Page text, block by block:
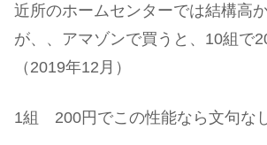
近所のホームセンターでは結構高
が、、アマゾンで買うと、10組で
（2019年12月）
1組 200円でこの性能なら文句な